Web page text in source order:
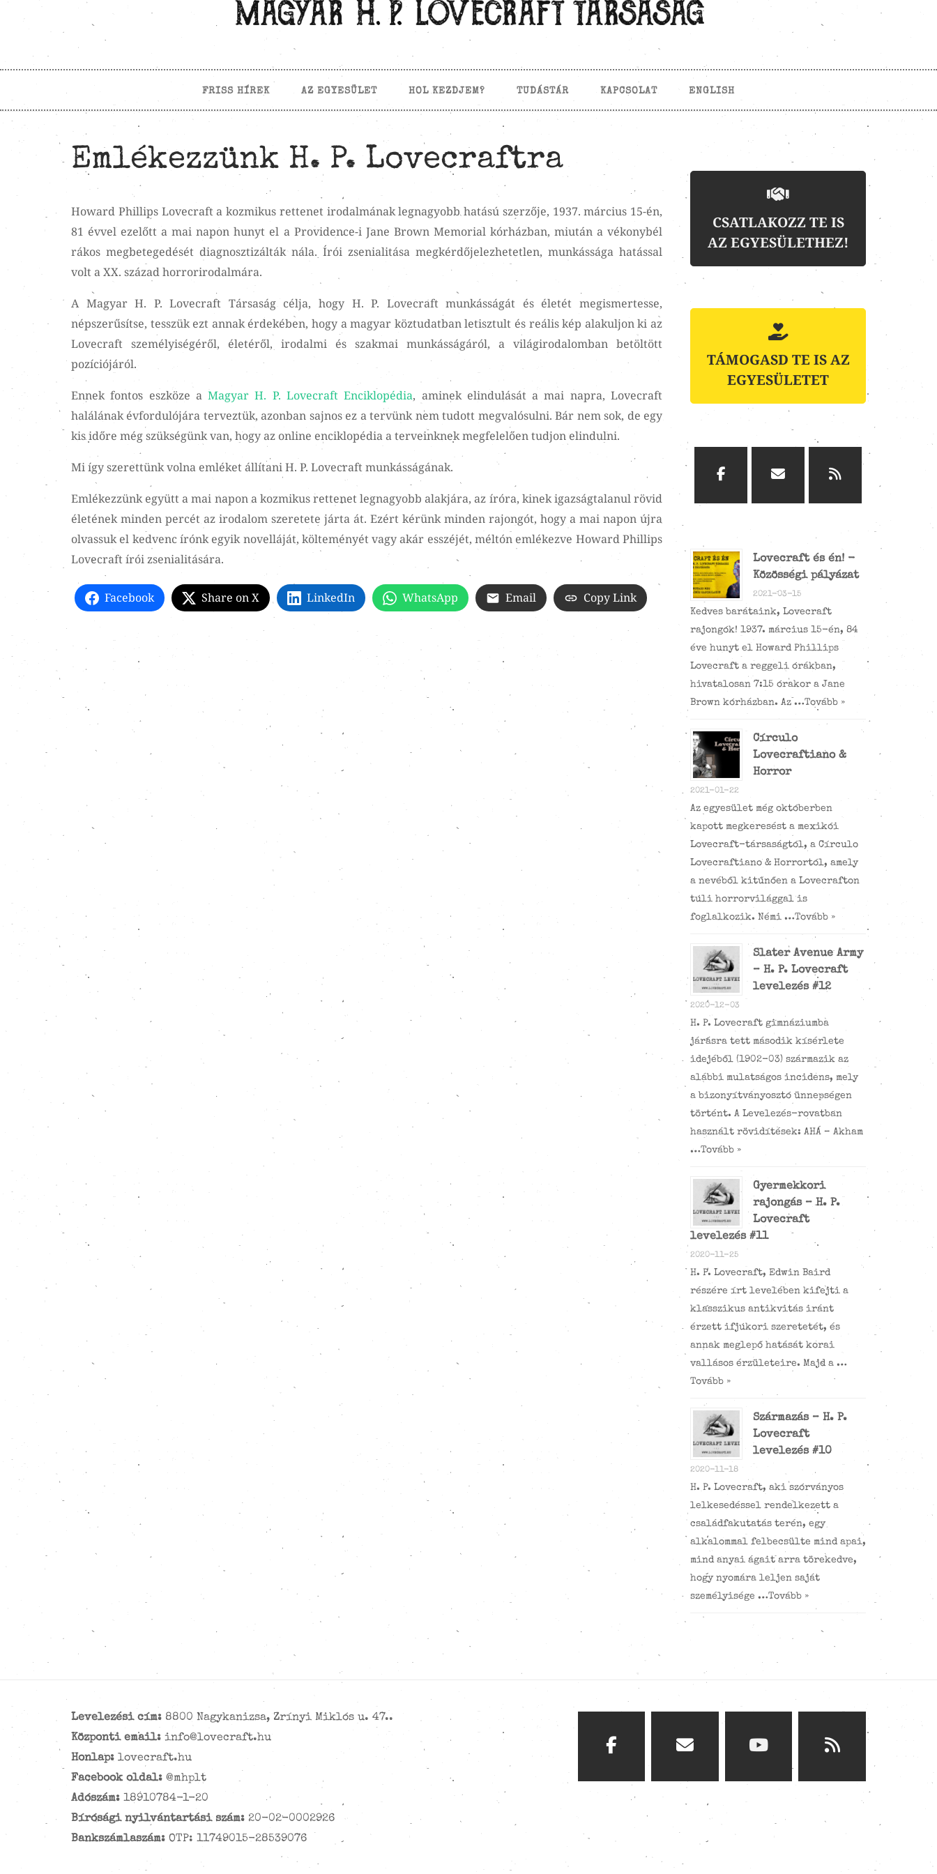
FRISS HÍREK AZ EGYESÜLET HOL KEZDJEM? TUDÁSTÁR KAPCSOLAT ENGLISH
Emlékezzünk H. P. Lovecraftra
Howard Phillips Lovecraft a kozmikus rettenet irodalmának legnagyobb hatású szerzője, 1937. március 15-én,
81 évvel ezelőtt a mai napon hunyt el a Providence-i Jane Brown Memorial kórházban, miután a vékonybél
rákos megbetegedését diagnosztizálták nála. Írói zsenialitása megkérdőjelezhetetlen, munkássága hatással
volt a XX. század horrorirodalmára.
A Magyar H. P. Lovecraft Társaság célja, hogy H. P. Lovecraft munkásságát és életét megismertesse,
népszerűsítse, tesszük ezt annak érdekében, hogy a magyar köztudatban letisztult és reális kép alakuljon ki az
Lovecraft személyiségéről, életéről, irodalmi és szakmai munkásságáról, a világirodalomban betöltött
pozíciójáról.
Ennek fontos eszköze aMagyar H. P. Lovecraft Enciklopédia, aminek elindulását a mai napra, Lovecraft
halálának évfordulójára terveztük, azonban sajnos ez a tervünk nem tudott megvalósulni. Bár nem sok, de egy
kis időre még szükségünk van, hogy az online enciklopédia a terveinknek megfelelően tudjon elindulni.
Mi így szerettünk volna emléket állítani H. P. Lovecraft munkásságának.
Emlékezzünk együtt a mai napon a kozmikus rettenet legnagyobb alakjára, az íróra, kinek igazságtalanul rövid
életének minden percét az irodalom szeretete járta át. Ezért kérünk minden rajongót, hogy a mai napon újra
olvassuk el kedvenc írónk egyik novelláját, költeményét vagy akár esszéjét, méltón emlékezve Howard Phillips
Lovecraft írói zsenialitására.
Facebook Share on X LinkedIn WhatsApp Email Copy Link
CSATLAKOZZ TE IS
AZ EGYESÜLETHEZ!
TÁMOGASD TE IS AZ
EGYESÜLETET
Lovecraft és én! -
Közösségi pályázat
2021-03-15
Kedves barátaink, Lovecraft
rajongók! 1937. március 15-én, 84
éve hunyt el Howard Phillips
Lovecraft a reggeli órákban,
hivatalosan 7:15 órakor a Jane
Brown kórházban. Az …Tovább »
Círculo
Lovecraftiano &
Horror
2021-01-22
Az egyesület még októberben
kapott megkeresést a mexikói
Lovecraft-társaságtól, a Círculo
Lovecraftiano & Horrortól, amely
a nevéből kitűnően a Lovecrafton
túli horrorvilággal is
foglalkozik. Némi …Tovább »
Slater Avenue Army
– H. P. Lovecraft
levelezés #12
2020-12-03
H. P. Lovecraft gimnáziumba
járásra tett második kísérlete
idejéből (1902-03) származik az
alábbi mulatságos incidens, mely
a bizonyítványosztó ünnepségen
történt. A Levelezés-rovatban
használt rövidítések: AHÁ – Akham
…Tovább »
Gyermekkori
rajongás – H. P.
Lovecraft
levelezés #11
2020-11-25
H. P. Lovecraft, Edwin Baird
részére írt levelében kifejti a
klasszikus antikvitás iránt
érzett ifjúkori szeretetét, és
annak meglepő hatását korai
vallásos érzületeire. Majd a …
Tovább »
Származás – H. P.
Lovecraft
levelezés #10
2020-11-18
H. P. Lovecraft, aki szórványos
lelkesedéssel rendelkezett a
családfakutatás terén, egy
alkalommal felbecsülte mind apai,
mind anyai ágait arra törekedve,
hogy nyomára leljen saját
személyisége …Tovább »
Levelezési cím: 8800 Nagykanizsa, Zrínyi Miklós u. 47..
Központi email: info@lovecraft.hu
Honlap: lovecraft.hu
Facebook oldal: @mhplt
Adószám: 18910784-1-20
Bírósági nyilvántartási szám: 20-02-0002926
Bankszámlaszám: OTP: 11749015-28539076